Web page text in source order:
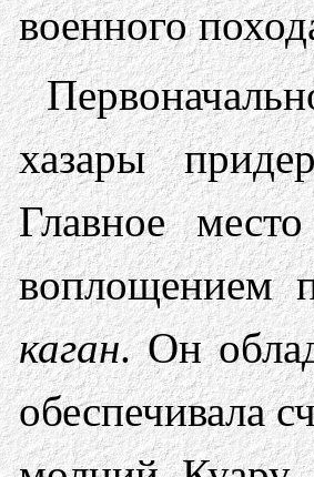
военного
хазары
Главное
воплощением
каган. Он
обеспечивала